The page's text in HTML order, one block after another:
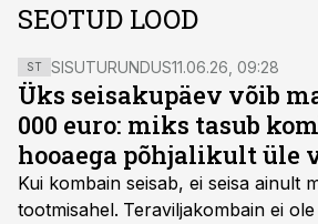
SEOTUD LOOD
ST SISUTURUNDUS11.06.26, 09:28
Üks seisakupäev võib
000 euro: miks tasub
hooaega põhjalikult üle
Kui kombain seisab, ei seisa ainult
tootmisahel. Teraviljakombain ei